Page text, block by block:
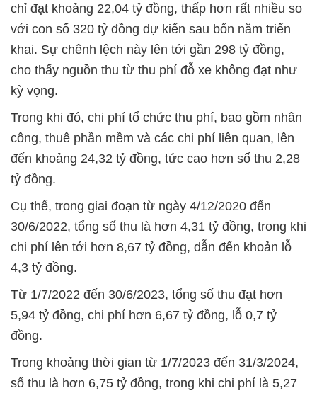
chỉ đạt khoảng 22,04 tỷ đồng, thấp hơn rất nhiều so
với con số 320 tỷ đồng dự kiến sau bốn năm triển
khai. Sự chênh lệch này lên tới gần 298 tỷ đồng,
cho thấy nguồn thu từ thu phí đỗ xe không đạt như
kỳ vọng.
Trong khi đó, chi phí tổ chức thu phí, bao gồm nhân
công, thuê phần mềm và các chi phí liên quan, lên
đến khoảng 24,32 tỷ đồng, tức cao hơn số thu 2,28
tỷ đồng.
Cụ thể, trong giai đoạn từ ngày 4/12/2020 đến
30/6/2022, tổng số thu là hơn 4,31 tỷ đồng, trong khi
chi phí lên tới hơn 8,67 tỷ đồng, dẫn đến khoản lỗ
4,3 tỷ đồng.
Từ 1/7/2022 đến 30/6/2023, tổng số thu đạt hơn
5,94 tỷ đồng, chi phí hơn 6,67 tỷ đồng, lỗ 0,7 tỷ
đồng.
Trong khoảng thời gian từ 1/7/2023 đến 31/3/2024,
số thu là hơn 6,75 tỷ đồng, trong khi chi phí là 5,27